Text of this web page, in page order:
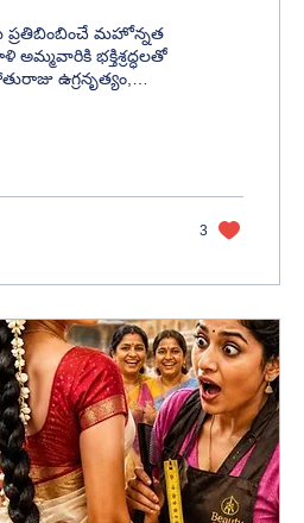
ప్రతిబింబించే మహోన్నత
భక్తిశ్రద్ధలతో
ఉగ్రనృత్యం,
3